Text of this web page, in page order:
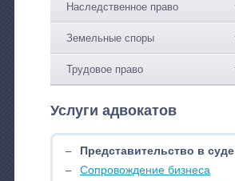
Наследственное право
Земельные споры
Трудовое право
Услуги адвокатов
Представительство в суде
Сопровождение бизнеса